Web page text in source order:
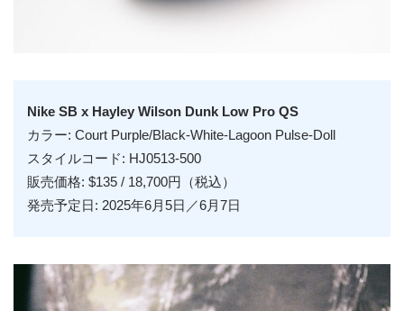
Nike SB x Hayley Wilson Dunk Low Pro QS
カラー: Court Purple/Black-White-Lagoon Pulse-Doll
スタイルコード: HJ0513-500
販売価格: $135 / 18,700円（税込）
発売予定日: 2025年6月5日／6月7日